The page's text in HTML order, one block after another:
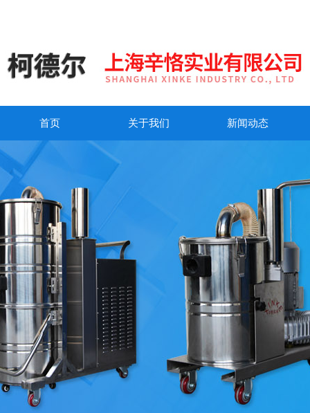
首页 关于我们 新闻动态